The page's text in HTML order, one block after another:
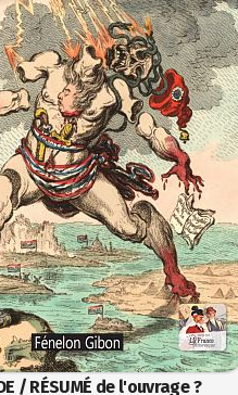
/ RÉSUMÉ de l'ouvrage ?